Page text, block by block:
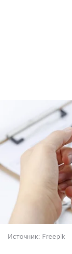
Источник: Freepik